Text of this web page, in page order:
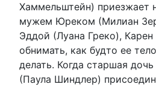
Хаммельштейн) приезжает
мужем Юреком (Милиан
Эддой (Луана Греко), Карен
обнимать, как будто ее
делать. Когда старшая
(Паула Шиндлер)